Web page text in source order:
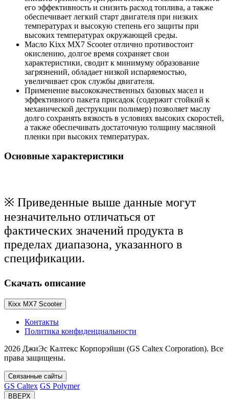
его эффективность и снизить расход топлива, а также
обеспечивает легкий старт двигателя при низких
температурах и высокую степень его защиты при
высоких температурах окружающей среды.
Масло Kixx MX7 Scooter отлично противостоит
окислению, долгое время сохраняет свои
характеристики, сводит к минимуму образование
загрязнений, обладает низкой испаряемостью,
увеличивает срок службы двигателя.
Применение высококачественных базовых масел и
эффективного пакета присадок (содержит стойкий к
механической деструкции полимер) позволяет маслу
долго сохранять вязкость в условиях высоких скоростей,
а также обеспечивать достаточную толщину масляной
пленки при высоких температурах.
Основные характеристики
※ Приведенные выше данные могут
незначительно отличаться от
фактических значений продукта в
пределах диапазона, указанного в
спецификации.
Скачать описание
Кіхх MX7 Scooter
Контакты
Политика конфиденциальности
2026 ДжиЭс Калтекс Корпорэйшн (GS Caltex Corporation). Все
права защищены.
Связанные сайты
GS Caltex GS Polymer
ВВЕРХ